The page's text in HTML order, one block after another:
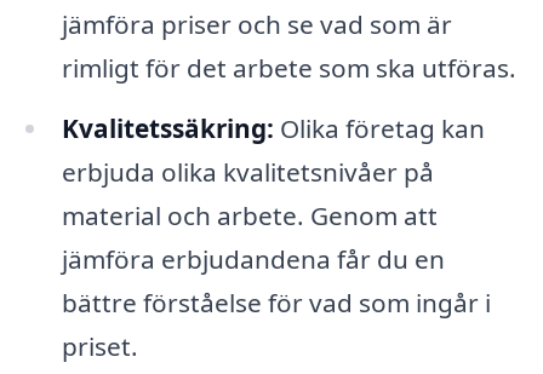
jämföra priser och se vad som är
rimligt för det arbete som ska utföras.
Kvalitetssäkring: Olika företag kan
erbjuda olika kvalitetsnivåer på
material och arbete. Genom att
jämföra erbjudandena får du en
bättre förståelse för vad som ingår i
priset.